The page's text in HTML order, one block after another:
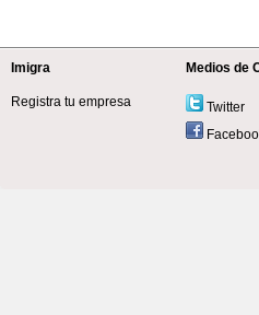
Imigra
Registra tu empresa
Medios de
Twitter